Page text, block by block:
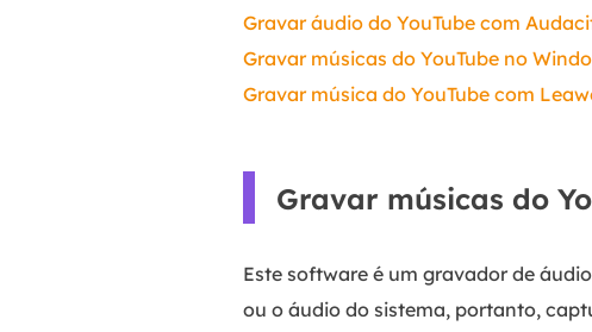
Gravar áudio do YouTube com
Gravar músicas do YouTube no
Gravar música do YouTube com
Gravar músicas do
Este software é um gravador de
ou o áudio do sistema, portanto,